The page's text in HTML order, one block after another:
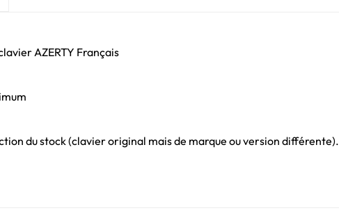
AZERTY Français
du stock (clavier original mais de marque ou version différente).